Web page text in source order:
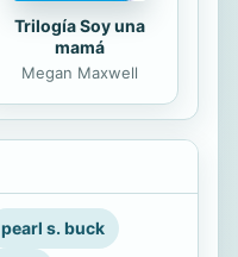
Trilogía Soy una
mamá
Megan Maxwell
pearl s. buck